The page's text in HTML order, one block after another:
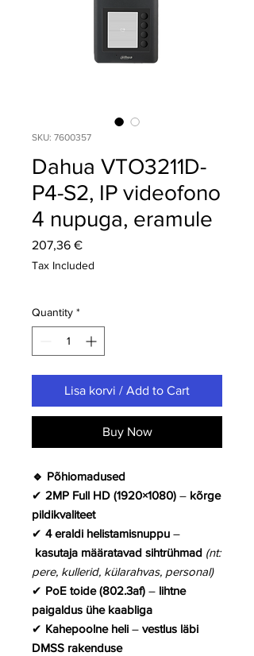
SKU: 7600357
Dahua VTO3211D-
P4-S2, IP videofono
4 nupuga, eramule
207,36 €Price
Tax Included
Quantity *
Lisa korvi / Add to Cart
Buy Now
🔹 Põhiomadused
✔ 2MP Full HD (1920×1080) – kõrge
pildikvaliteet
✔ 4 eraldi helistamisnuppu –
kasutaja määratavad sihtrühmad (nt:
pere, kullerid, külarahvas, personal)
✔ PoE toide (802.3af) – lihtne
paigaldus ühe kaabliga
✔ Kahepoolne heli – vestlus läbi
DMSS rakenduse